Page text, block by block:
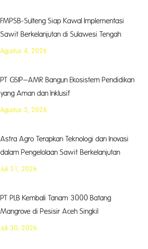
FMPSB-Sulteng Siap Kawal Implementasi
Sawit Berkelanjutan di Sulawesi Tengah
Agustus 4, 2026
PT GSIP–AMR Bangun Ekosistem Pendidikan
yang Aman dan Inklusif
Agustus 3, 2026
Astra Agro Terapkan Teknologi dan Inovasi
dalam Pengelolaan Sawit Berkelanjutan
Juli 31, 2026
PT PLB Kembali Tanam 3000 Batang
Mangrove di Pesisir Aceh Singkil
Juli 30, 2026